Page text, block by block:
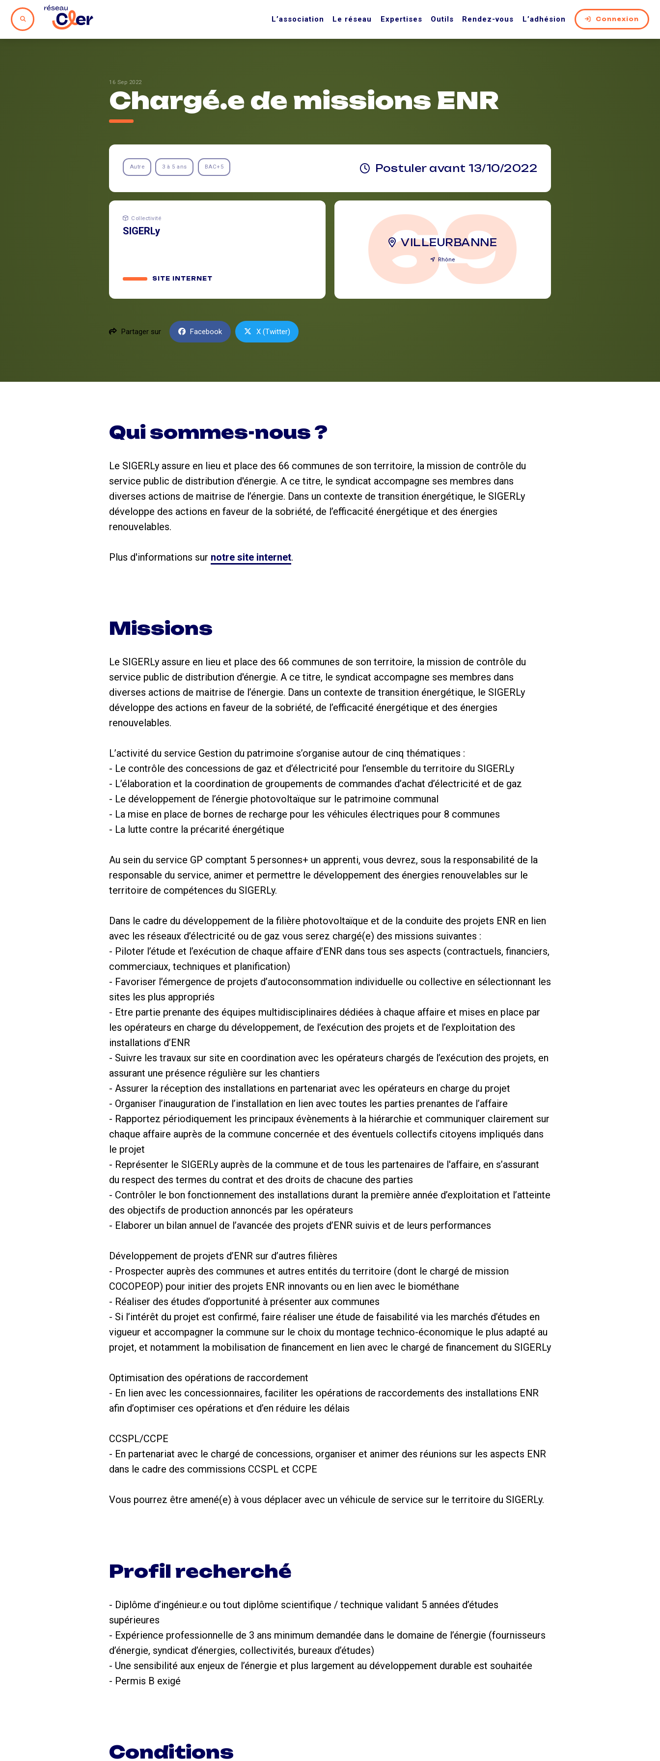
L’association Le réseau Expertises Outils Rendez-vous L’adhésion Connexion
16 Sep 2022
Chargé.e de missions ENR
Autre 3 à 5 ans BAC+5 Postuler avant 13/10/2022
Collectivité
SIGERLy
SITE INTERNET 69
VILLEURBANNE
Rhône
Partager sur Facebook X (Twitter)
Qui sommes-nous ?
Le SIGERLy assure en lieu et place des 66 communes de son territoire, la mission de contrôle du
service public de distribution d'énergie. A ce titre, le syndicat accompagne ses membres dans
diverses actions de maitrise de l’énergie. Dans un contexte de transition énergétique, le SIGERLy
développe des actions en faveur de la sobriété, de l’efficacité énergétique et des énergies
renouvelables.
Plus d'informations sur notre site internet.
Missions
Le SIGERLy assure en lieu et place des 66 communes de son territoire, la mission de contrôle du
service public de distribution d'énergie. A ce titre, le syndicat accompagne ses membres dans
diverses actions de maitrise de l’énergie. Dans un contexte de transition énergétique, le SIGERLy
développe des actions en faveur de la sobriété, de l’efficacité énergétique et des énergies
renouvelables.
L’activité du service Gestion du patrimoine s’organise autour de cinq thématiques :
- Le contrôle des concessions de gaz et d’électricité pour l’ensemble du territoire du SIGERLy
- L’élaboration et la coordination de groupements de commandes d’achat d’électricité et de gaz
- Le développement de l’énergie photovoltaïque sur le patrimoine communal
- La mise en place de bornes de recharge pour les véhicules électriques pour 8 communes
- La lutte contre la précarité énergétique
Au sein du service GP comptant 5 personnes+ un apprenti, vous devrez, sous la responsabilité de la
responsable du service, animer et permettre le développement des énergies renouvelables sur le
territoire de compétences du SIGERLy.
Dans le cadre du développement de la filière photovoltaïque et de la conduite des projets ENR en lien
avec les réseaux d’électricité ou de gaz vous serez chargé(e) des missions suivantes :
- Piloter l’étude et l’exécution de chaque affaire d’ENR dans tous ses aspects (contractuels, financiers,
commerciaux, techniques et planification)
- Favoriser l’émergence de projets d’autoconsommation individuelle ou collective en sélectionnant les
sites les plus appropriés
- Etre partie prenante des équipes multidisciplinaires dédiées à chaque affaire et mises en place par
les opérateurs en charge du développement, de l’exécution des projets et de l’exploitation des
installations d’ENR
- Suivre les travaux sur site en coordination avec les opérateurs chargés de l’exécution des projets, en
assurant une présence régulière sur les chantiers
- Assurer la réception des installations en partenariat avec les opérateurs en charge du projet
- Organiser l’inauguration de l’installation en lien avec toutes les parties prenantes de l’affaire
- Rapportez périodiquement les principaux évènements à la hiérarchie et communiquer clairement sur
chaque affaire auprès de la commune concernée et des éventuels collectifs citoyens impliqués dans
le projet
- Représenter le SIGERLy auprès de la commune et de tous les partenaires de l'affaire, en s’assurant
du respect des termes du contrat et des droits de chacune des parties
- Contrôler le bon fonctionnement des installations durant la première année d’exploitation et l’atteinte
des objectifs de production annoncés par les opérateurs
- Elaborer un bilan annuel de l’avancée des projets d’ENR suivis et de leurs performances
Développement de projets d’ENR sur d’autres filières
- Prospecter auprès des communes et autres entités du territoire (dont le chargé de mission
COCOPEOP) pour initier des projets ENR innovants ou en lien avec le biométhane
- Réaliser des études d’opportunité à présenter aux communes
- Si l’intérêt du projet est confirmé, faire réaliser une étude de faisabilité via les marchés d’études en
vigueur et accompagner la commune sur le choix du montage technico-économique le plus adapté au
projet, et notamment la mobilisation de financement en lien avec le chargé de financement du SIGERLy
Optimisation des opérations de raccordement
- En lien avec les concessionnaires, faciliter les opérations de raccordements des installations ENR
afin d’optimiser ces opérations et d’en réduire les délais
CCSPL/CCPE
- En partenariat avec le chargé de concessions, organiser et animer des réunions sur les aspects ENR
dans le cadre des commissions CCSPL et CCPE
Vous pourrez être amené(e) à vous déplacer avec un véhicule de service sur le territoire du SIGERLy.
Profil recherché
- Diplôme d’ingénieur.e ou tout diplôme scientifique / technique validant 5 années d’études
supérieures
- Expérience professionnelle de 3 ans minimum demandée dans le domaine de l’énergie (fournisseurs
d’énergie, syndicat d’énergies, collectivités, bureaux d’études)
- Une sensibilité aux enjeux de l’énergie et plus largement au développement durable est souhaitée
- Permis B exigé
Conditions